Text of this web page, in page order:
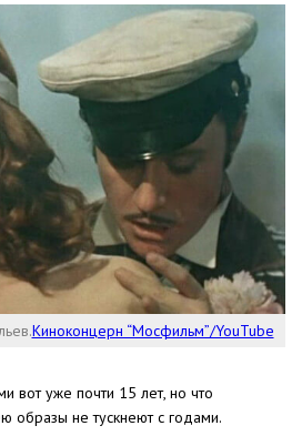
Киноконцерн “Мосфильм”/YouTube
вот уже почти 15 лет, но что
образы не тускнеют с годами.